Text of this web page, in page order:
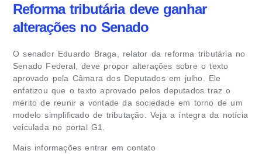
Reforma tributária deve ganhar
alterações no Senado
O senador Eduardo Braga, relator da reforma tributária no
Senado Federal, deve propor alterações sobre o texto
aprovado pela Câmara dos Deputados em julho. Ele
enfatizou que o texto aprovado pelos deputados traz o
mérito de reunir a vontade da sociedade em torno de um
modelo simplificado de tributação. Veja a íntegra da notícia
veiculada no portal G1.
Mais informações entrar em contato